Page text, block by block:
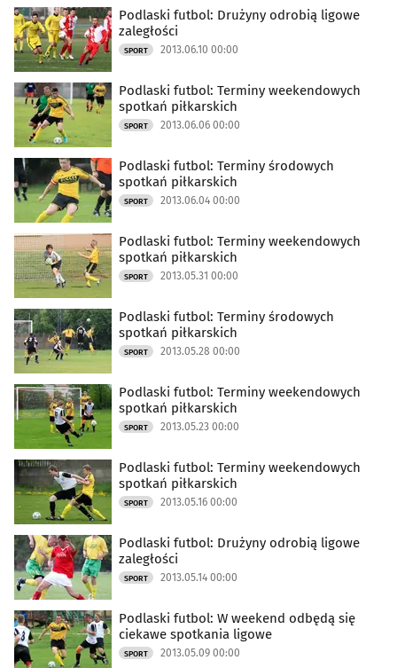
Podlaski futbol: Drużyny odrobią ligowe
zaległości
SPORT 2013.06.10 00:00
Podlaski futbol: Terminy weekendowych
spotkań piłkarskich
SPORT 2013.06.06 00:00
Podlaski futbol: Terminy środowych
spotkań piłkarskich
SPORT 2013.06.04 00:00
Podlaski futbol: Terminy weekendowych
spotkań piłkarskich
SPORT 2013.05.31 00:00
Podlaski futbol: Terminy środowych
spotkań piłkarskich
SPORT 2013.05.28 00:00
Podlaski futbol: Terminy weekendowych
spotkań piłkarskich
SPORT 2013.05.23 00:00
Podlaski futbol: Terminy weekendowych
spotkań piłkarskich
SPORT 2013.05.16 00:00
Podlaski futbol: Drużyny odrobią ligowe
zaległości
SPORT 2013.05.14 00:00
Podlaski futbol: W weekend odbędą się
ciekawe spotkania ligowe
SPORT 2013.05.09 00:00